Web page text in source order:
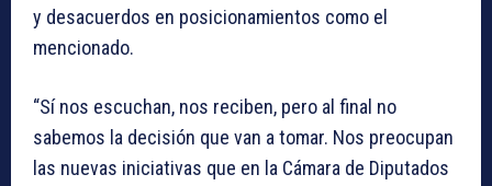
y desacuerdos en posicionamientos como el
mencionado.
“Sí nos escuchan, nos reciben, pero al final no
sabemos la decisión que van a tomar. Nos preocupan
las nuevas iniciativas que en la Cámara de Diputados